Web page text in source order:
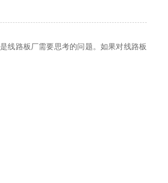
线路板厂需要思考的问题。如果对线路板